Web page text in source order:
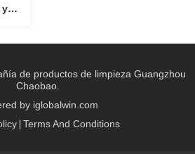
y
de productos de limpieza Guangzhou
Chaobao.
by iglobalwin.com
Terms And Conditions